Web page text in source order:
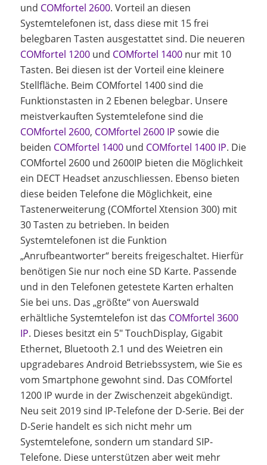
und COMfortel 2600. Vorteil an diesen
Systemtelefonen ist, dass diese mit 15 frei
belegbaren Tasten ausgestattet sind. Die neueren
COMfortel 1200und COMfortel 1400nur mit 10
Tasten. Bei diesen ist der Vorteil eine kleinere
Stellfläche. Beim COMfortel 1400 sind die
Funktionstasten in 2 Ebenen belegbar. Unsere
meistverkauften Systemtelefone sind die
COMfortel 2600, COMfortel 2600 IP sowie die
beiden COMfortel 1400und COMfortel 1400 IP. Die
COMfortel 2600 und 2600IP bieten die Möglichkeit
ein DECT Headset anzuschliessen. Ebenso bieten
diese beiden Telefone die Möglichkeit, eine
Tastenerweiterung (COMfortel Xtension 300) mit
30 Tasten zu betrieben. In beiden
Systemtelefonen ist die Funktion
„Anrufbeantworter“ bereits freigeschaltet. Hierfür
benötigen Sie nur noch eine SD Karte. Passende
und in den Telefonen getestete Karten erhalten
Sie bei uns. Das „größte“ von Auerswald
erhältliche Systemtelefon ist das COMfortel 3600
IP. Dieses besitzt ein 5″ TouchDisplay, Gigabit
Ethernet, Bluetooth 2.1 und des Weietren ein
upgradebares Android Betriebssystem, wie Sie es
vom Smartphone gewohnt sind. Das COMfortel
1200 IP wurde in der Zwischenzeit abgekündigt.
Neu seit 2019 sind IP-Telefone der D-Serie. Bei der
D-Serie handelt es sich nicht mehr um
Systemtelefone, sondern um standard SIP-
Telefone. Diese unterstützen aber weit mehr